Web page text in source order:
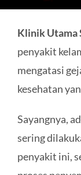
Klinik Utama
penyakit
mengatasi
kesehatan
Sayangnya,
sering
penyakit ini,